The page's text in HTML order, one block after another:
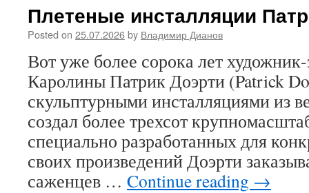
Плетеные инсталляции
Posted on 25.07.2026by Владимир Дианов
Вот уже более сорока лет
Каролины Патрик Доэрти (Patrick
скульптурными инсталляциями из
создал более трехсот
специально разработанных для
своих произведений Доэрти
саженцев … Continue reading →